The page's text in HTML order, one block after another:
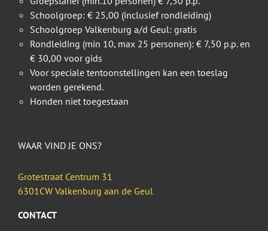
Schoolgroep: € 25,00 (inclusief rondleiding)
Schoolgroep Valkenburg a/d Geul: gratis
Rondleiding (min 10, max 25 personen): € 7,50 p.p. en
€ 30,00 voor gids
Voor speciale tentoonstellingen kan een toeslag
worden gerekend.
Honden niet toegestaan
WAAR VIND JE ONS?
Grotestraat Centrum 31
6301CW Valkenburg aan de Geul
CONTACT